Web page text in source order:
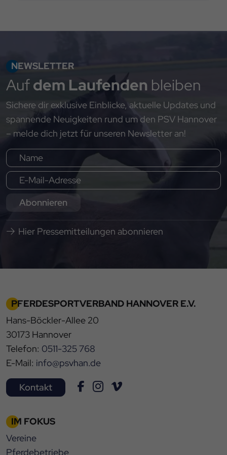
NEWSLETTER
Aufdem Laufenden bleiben
Sichere dir exklusive Einblicke, aktuelle Updates und
spannende Neuigkeiten rund um den PSV Hannover
– melde dich jetzt für unseren Newsletter an!
Abonnieren
Hier Pressemitteilungen abonnieren
PFERDESPORTVERBAND HANNOVER E.V.
Hans-Böckler-Allee 20
30173 Hannover
Telefon: 0511-325 768
E-Mail: info@psvhan.de
Kontakt
IM FOKUS
Vereine
Pferdebetriebe